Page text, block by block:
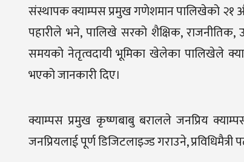
संस्थापक क्याम्पस प्रमुख गणेशमान पालिखेको २१ औं
पहारीले भने, पालिखे सरको शैक्षिक,
समयको नेतृत्वदायी भूमिका खेलेका पालिखेले
भएको जानकारी दिए।
क्याम्पस प्रमुख कृष्णबाबु बरालले जनप्रिय
जनप्रियलाई पूर्ण डिजिटलाइज्ड गराउने,